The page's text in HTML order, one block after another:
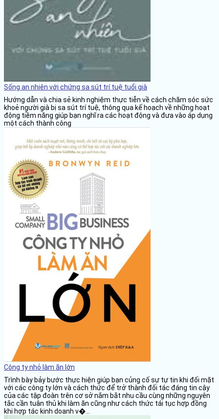
Sống an nhiên với chứng sa sút trí tuệ tuổi già
Hướng dẫn và chia sẻ kinh nghiệm thực tiễn về cách chăm sóc sức
khoẻ người già bị sa sút trí tuệ, thông qua kế hoạch về những hoạt
động tiềm năng giúp bạn nghĩ ra các hoạt động và đưa vào áp dụng
một cách thành công
Công ty nhỏ làm ăn lớn
Trình bày bảy bước thực hiện giúp bạn củng cố sự tự tin khi đối mặt
với các công ty lớn và cách thức để trở thành đối tác đáng tin cậy
của các tập đoàn trên cơ sở nắm bắt nhu cầu cùng những nguyên
tắc cần tuân thủ khi làm ăn cũng như cách thức tái tục hợp đồng
khi hợp tác kinh doanh v�...